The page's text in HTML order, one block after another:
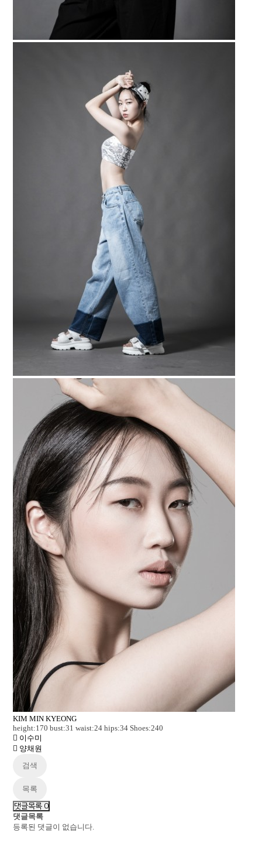
KIM MIN KYEONG
height:170 bust:31 waist:24 hips:34 Shoes:240
이수미
양채원
검색
목록
댓글목록 0
댓글목록
등록된 댓글이 없습니다.